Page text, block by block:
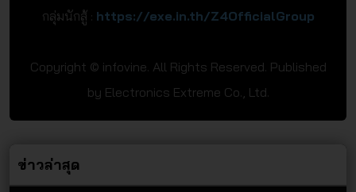
กลุ่มนักสู้ : https://exe.in.th/Z4OfficialGroup
Copyright © infovine. All Rights Reserved. Published
by Electronics Extreme Co., Ltd.
ข่าวล่าสุด